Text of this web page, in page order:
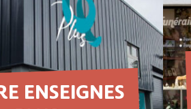
ENSEIGNES